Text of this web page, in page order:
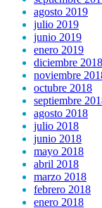
agosto 2019
julio 2019
junio 2019
enero 2019
diciembre 2018
noviembre
octubre 2018
septiembre
agosto 2018
julio 2018
junio 2018
mayo 2018
abril 2018
marzo 2018
febrero 2018
enero 2018